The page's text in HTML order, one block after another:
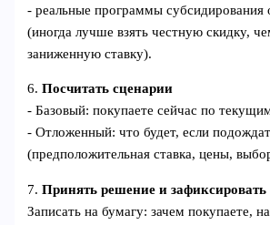
- реальные программы субсидирования
(иногда лучше взять честную скидку,
заниженную ставку).
6.Посчитать сценарии
- Базовый: покупаете сейчас по
- Отложенный: что будет, если
(предположительная ставка, цены,
7.Принять решение и зафиксировать
Записать на бумагу: зачем покупаете,